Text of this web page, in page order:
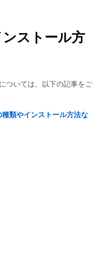
ストール方
ついては、以下の記事をご
類やインストール方法な